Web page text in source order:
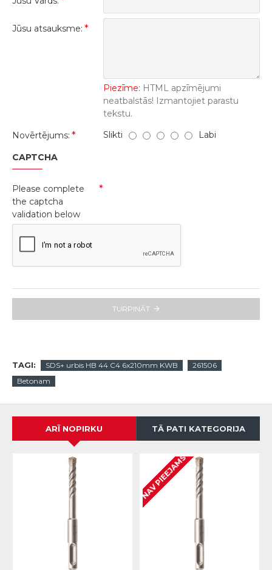
Jūsu atsauksme:
Piezīme: HTML apzīmējumi
neatbalstās! Izmantojiet parastu
tekstu.
Novērtējums:
Slikti Labi
CAPTCHA
Please complete
the captcha
validation below
TURPINĀT
TAGI: SDS+ urbis HB 44 C4 6x210mm KWB
261506
Betonam
ARĪ NOPIRKU TĀ PATI KATEGORIJA
NAV PIEEJAMS